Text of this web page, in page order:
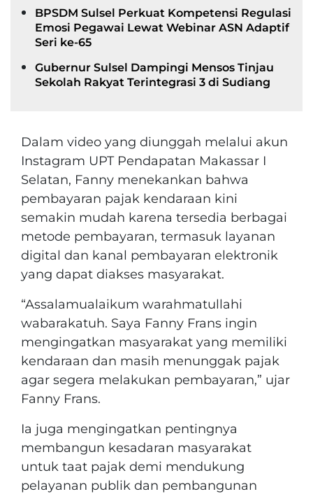
BPSDM Sulsel Perkuat Kompetensi Regulasi
Emosi Pegawai Lewat Webinar ASN Adaptif
Seri ke-65
Gubernur Sulsel Dampingi Mensos Tinjau
Sekolah Rakyat Terintegrasi 3 di Sudiang
Dalam video yang diunggah melalui akun
Instagram UPT Pendapatan Makassar I
Selatan, Fanny menekankan bahwa
pembayaran pajak kendaraan kini
semakin mudah karena tersedia berbagai
metode pembayaran, termasuk layanan
digital dan kanal pembayaran elektronik
yang dapat diakses masyarakat.
“Assalamualaikum warahmatullahi
wabarakatuh. Saya Fanny Frans ingin
mengingatkan masyarakat yang memiliki
kendaraan dan masih menunggak pajak
agar segera melakukan pembayaran,” ujar
Fanny Frans.
Ia juga mengingatkan pentingnya
membangun kesadaran masyarakat
untuk taat pajak demi mendukung
pelayanan publik dan pembangunan